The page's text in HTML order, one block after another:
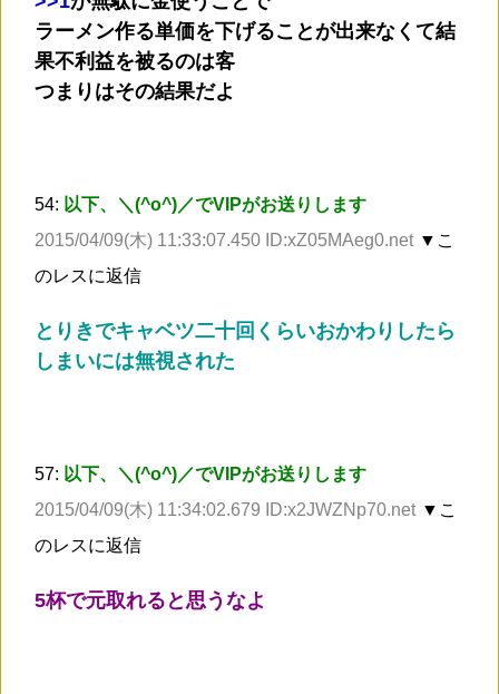
ラーメン作る単価を下げることが出来なくて結
果不利益を被るのは客
つまりはその結果だよ
54: 以下、＼(^o^)／でVIPがお送りします
2015/04/09(木) 11:33:07.450 ID:xZ05MAeg0.net ▼こ
のレスに返信
とりきでキャベツ二十回くらいおかわりしたら
しまいには無視された
57: 以下、＼(^o^)／でVIPがお送りします
2015/04/09(木) 11:34:02.679 ID:x2JWZNp70.net ▼こ
のレスに返信
5杯で元取れると思うなよ